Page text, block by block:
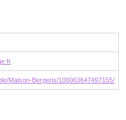
Maison-Bergeris/100063647497155/